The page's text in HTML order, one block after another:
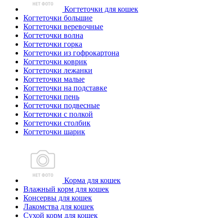
Когтеточки для кошек
Когтеточки большие
Когтеточки веревочные
Когтеточки волна
Когтеточки горка
Когтеточки из гофрокартона
Когтеточки коврик
Когтеточки лежанки
Когтеточки малые
Когтеточки на подставке
Когтеточки пень
Когтеточки подвесные
Когтеточки с полкой
Когтеточки столбик
Когтеточки шарик
Корма для кошек
Влажный корм для кошек
Консервы для кошек
Лакомства для кошек
Сухой корм для кошек